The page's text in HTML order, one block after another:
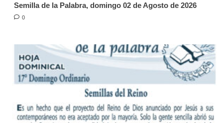
Semilla de la Palabra, domingo 02 de Agosto de 2026
0